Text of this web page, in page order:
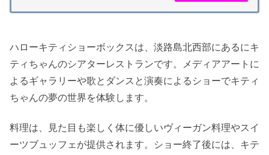
ハローキティショーボックスは、淡路島北西部にあるにキ
ティちゃんのシアターレストランです。メディアアートに
よるギャラリーや歌とダンスと演奏によるショーでキティ
ちゃんの夢の世界を体験します。
料理は、見た目も楽しく体に優しいヴィーガン料理やスイ
ーツブュッフェが提供されます。ショー終了後には、キテ